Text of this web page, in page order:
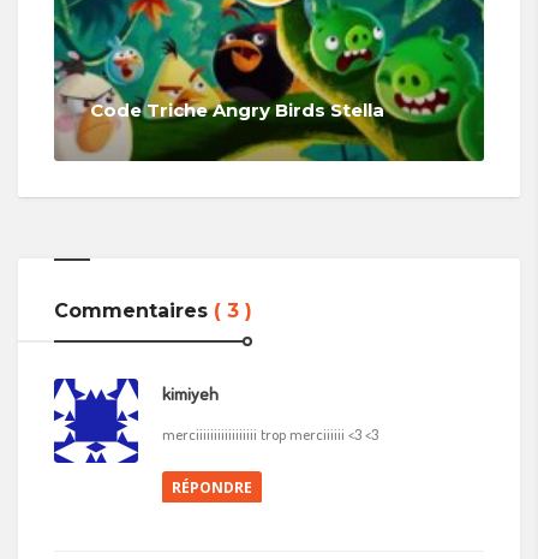
Code Triche Angry Birds Stella
Commentaires ( 3 )
kimiyeh
merciiiiiiiiiiiiiiiii trop merciiiiii <3 <3
RÉPONDRE